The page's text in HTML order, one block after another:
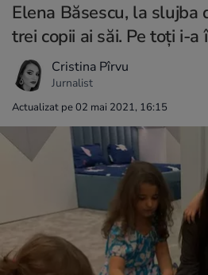
Elena Băsescu, la slujba
trei copii ai săi. Pe toți i-
Cristina Pîrvu
Jurnalist
Actualizat pe 02 mai 2021, 16:15